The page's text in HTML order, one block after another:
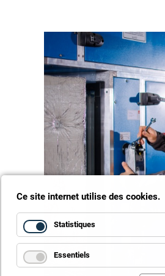
Ce site internet utilise des cookies.
Statistiques
Essentiels